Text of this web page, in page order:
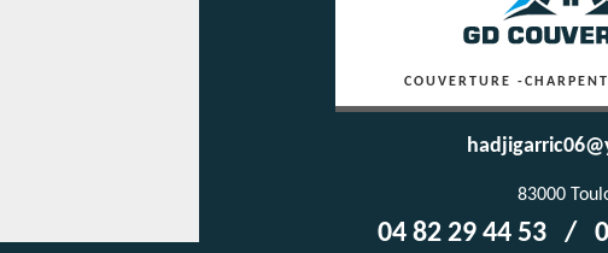
COUVERTURE -
83000
04 82 29 44 53 /